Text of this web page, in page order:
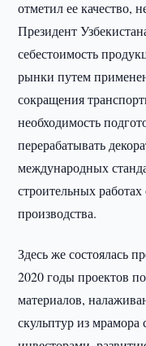
отметил ее качество,
Президент
себестоимость
рынки путем
сокращения
необходимость
перерабатывать
международных
строительных
производства.
Здесь же состоялась
2020 годы проектов
материалов,
скульптур из